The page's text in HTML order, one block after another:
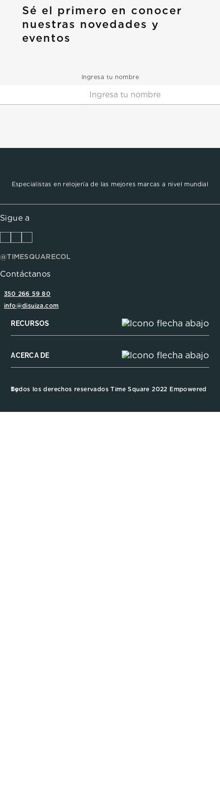
Sé el primero en conocer
nuestras novedades y
eventos
Ingresa tu nombre
Especialistas en relojería de las mejores marcas a nivel mundial
Sigue a
@TIMESQUARECOL
Contáctanos
350 266 59 80
info@disuiza.com
RECURSOS
ACERCA DE
Todos los derechos reservados Time Square 2022 Empowered by